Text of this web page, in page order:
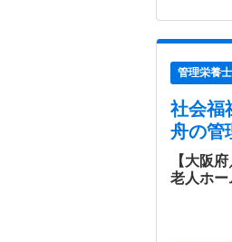
管理栄養士
社会福
舟の管
【大阪
老人ホー